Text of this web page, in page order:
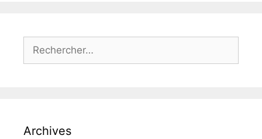
Rechercher :
Archives